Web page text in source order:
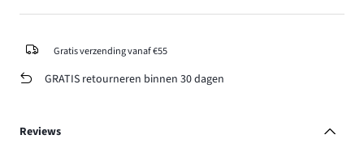
Gratis verzending vanaf €55
GRATIS retourneren binnen 30 dagen
Reviews